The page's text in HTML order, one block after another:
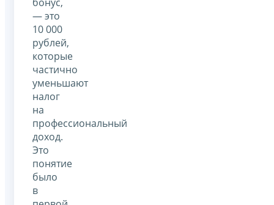
— это
10 000
рублей,
которые
частично
уменьшают
налог
на
профессиональный
доход.
Это
понятие
было
в